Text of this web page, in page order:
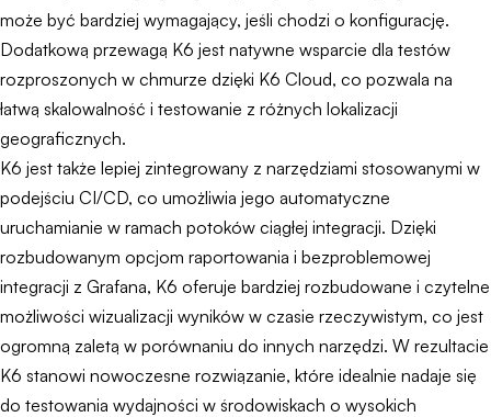
może być bardziej wymagający, jeśli chodzi o konfigurację.
Dodatkową przewagą K6 jest natywne wsparcie dla testów
rozproszonych w chmurze dzięki K6 Cloud, co pozwala na
łatwą skalowalność i testowanie z różnych lokalizacji
geograficznych.
K6 jest także lepiej zintegrowany z narzędziami stosowanymi w
podejściu CI/CD, co umożliwia jego automatyczne
uruchamianie w ramach potoków ciągłej integracji. Dzięki
rozbudowanym opcjom raportowania i bezproblemowej
integracji z Grafana, K6 oferuje bardziej rozbudowane i czytelne
możliwości wizualizacji wyników w czasie rzeczywistym, co jest
ogromną zaletą w porównaniu do innych narzędzi. W rezultacie
K6 stanowi nowoczesne rozwiązanie, które idealnie nadaje się
do testowania wydajności w środowiskach o wysokich